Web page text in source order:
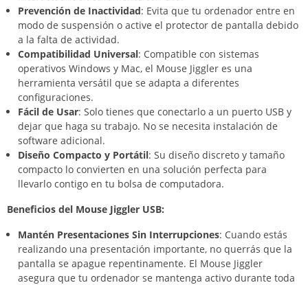
Prevención de Inactividad: Evita que tu ordenador entre en
modo de suspensión o active el protector de pantalla debido
a la falta de actividad.
Compatibilidad Universal: Compatible con sistemas
operativos Windows y Mac, el Mouse Jiggler es una
herramienta versátil que se adapta a diferentes
configuraciones.
Fácil de Usar: Solo tienes que conectarlo a un puerto USB y
dejar que haga su trabajo. No se necesita instalación de
software adicional.
Diseño Compacto y Portátil: Su diseño discreto y tamaño
compacto lo convierten en una solución perfecta para
llevarlo contigo en tu bolsa de computadora.
Beneficios del Mouse Jiggler USB:
Mantén Presentaciones Sin Interrupciones: Cuando estás
realizando una presentación importante, no querrás que la
pantalla se apague repentinamente. El Mouse Jiggler
asegura que tu ordenador se mantenga activo durante toda